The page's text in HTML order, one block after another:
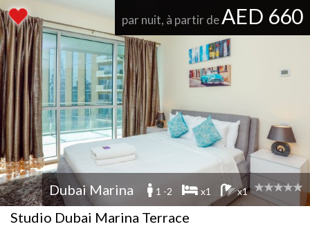
par nuit, à partir deAED 660
Dubai Marina 1 -2 x1 x1
Studio Dubai Marina Terrace